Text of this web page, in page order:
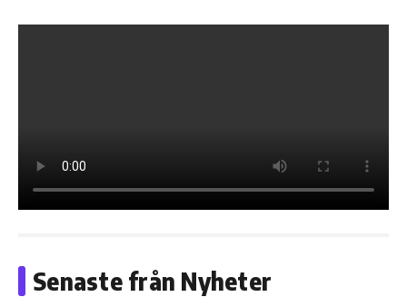
Senaste från Nyheter